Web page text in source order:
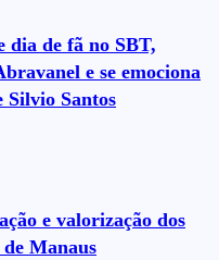
dia de fã no SBT,
e se emociona
Silvio Santos
e valorização dos
Manaus